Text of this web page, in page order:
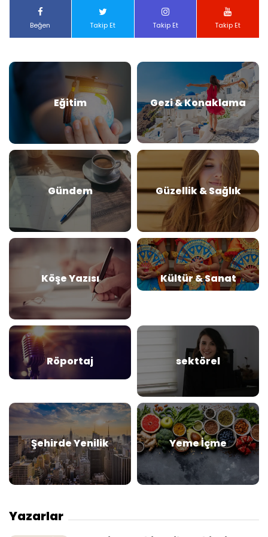
Beğen Takip Et Takip Et Takip Et
Eğitim Gezi & Konaklama
Gündem Güzellik & Sağlık
Köşe Yazısı Kültür & Sanat
Röportaj sektörel
Şehirde Yenilik Yeme İçme
Yazarlar